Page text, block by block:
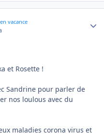
vacance
et Rosette !
Sandrine pour parler de
nos loulous avec du
maladies corona virus et